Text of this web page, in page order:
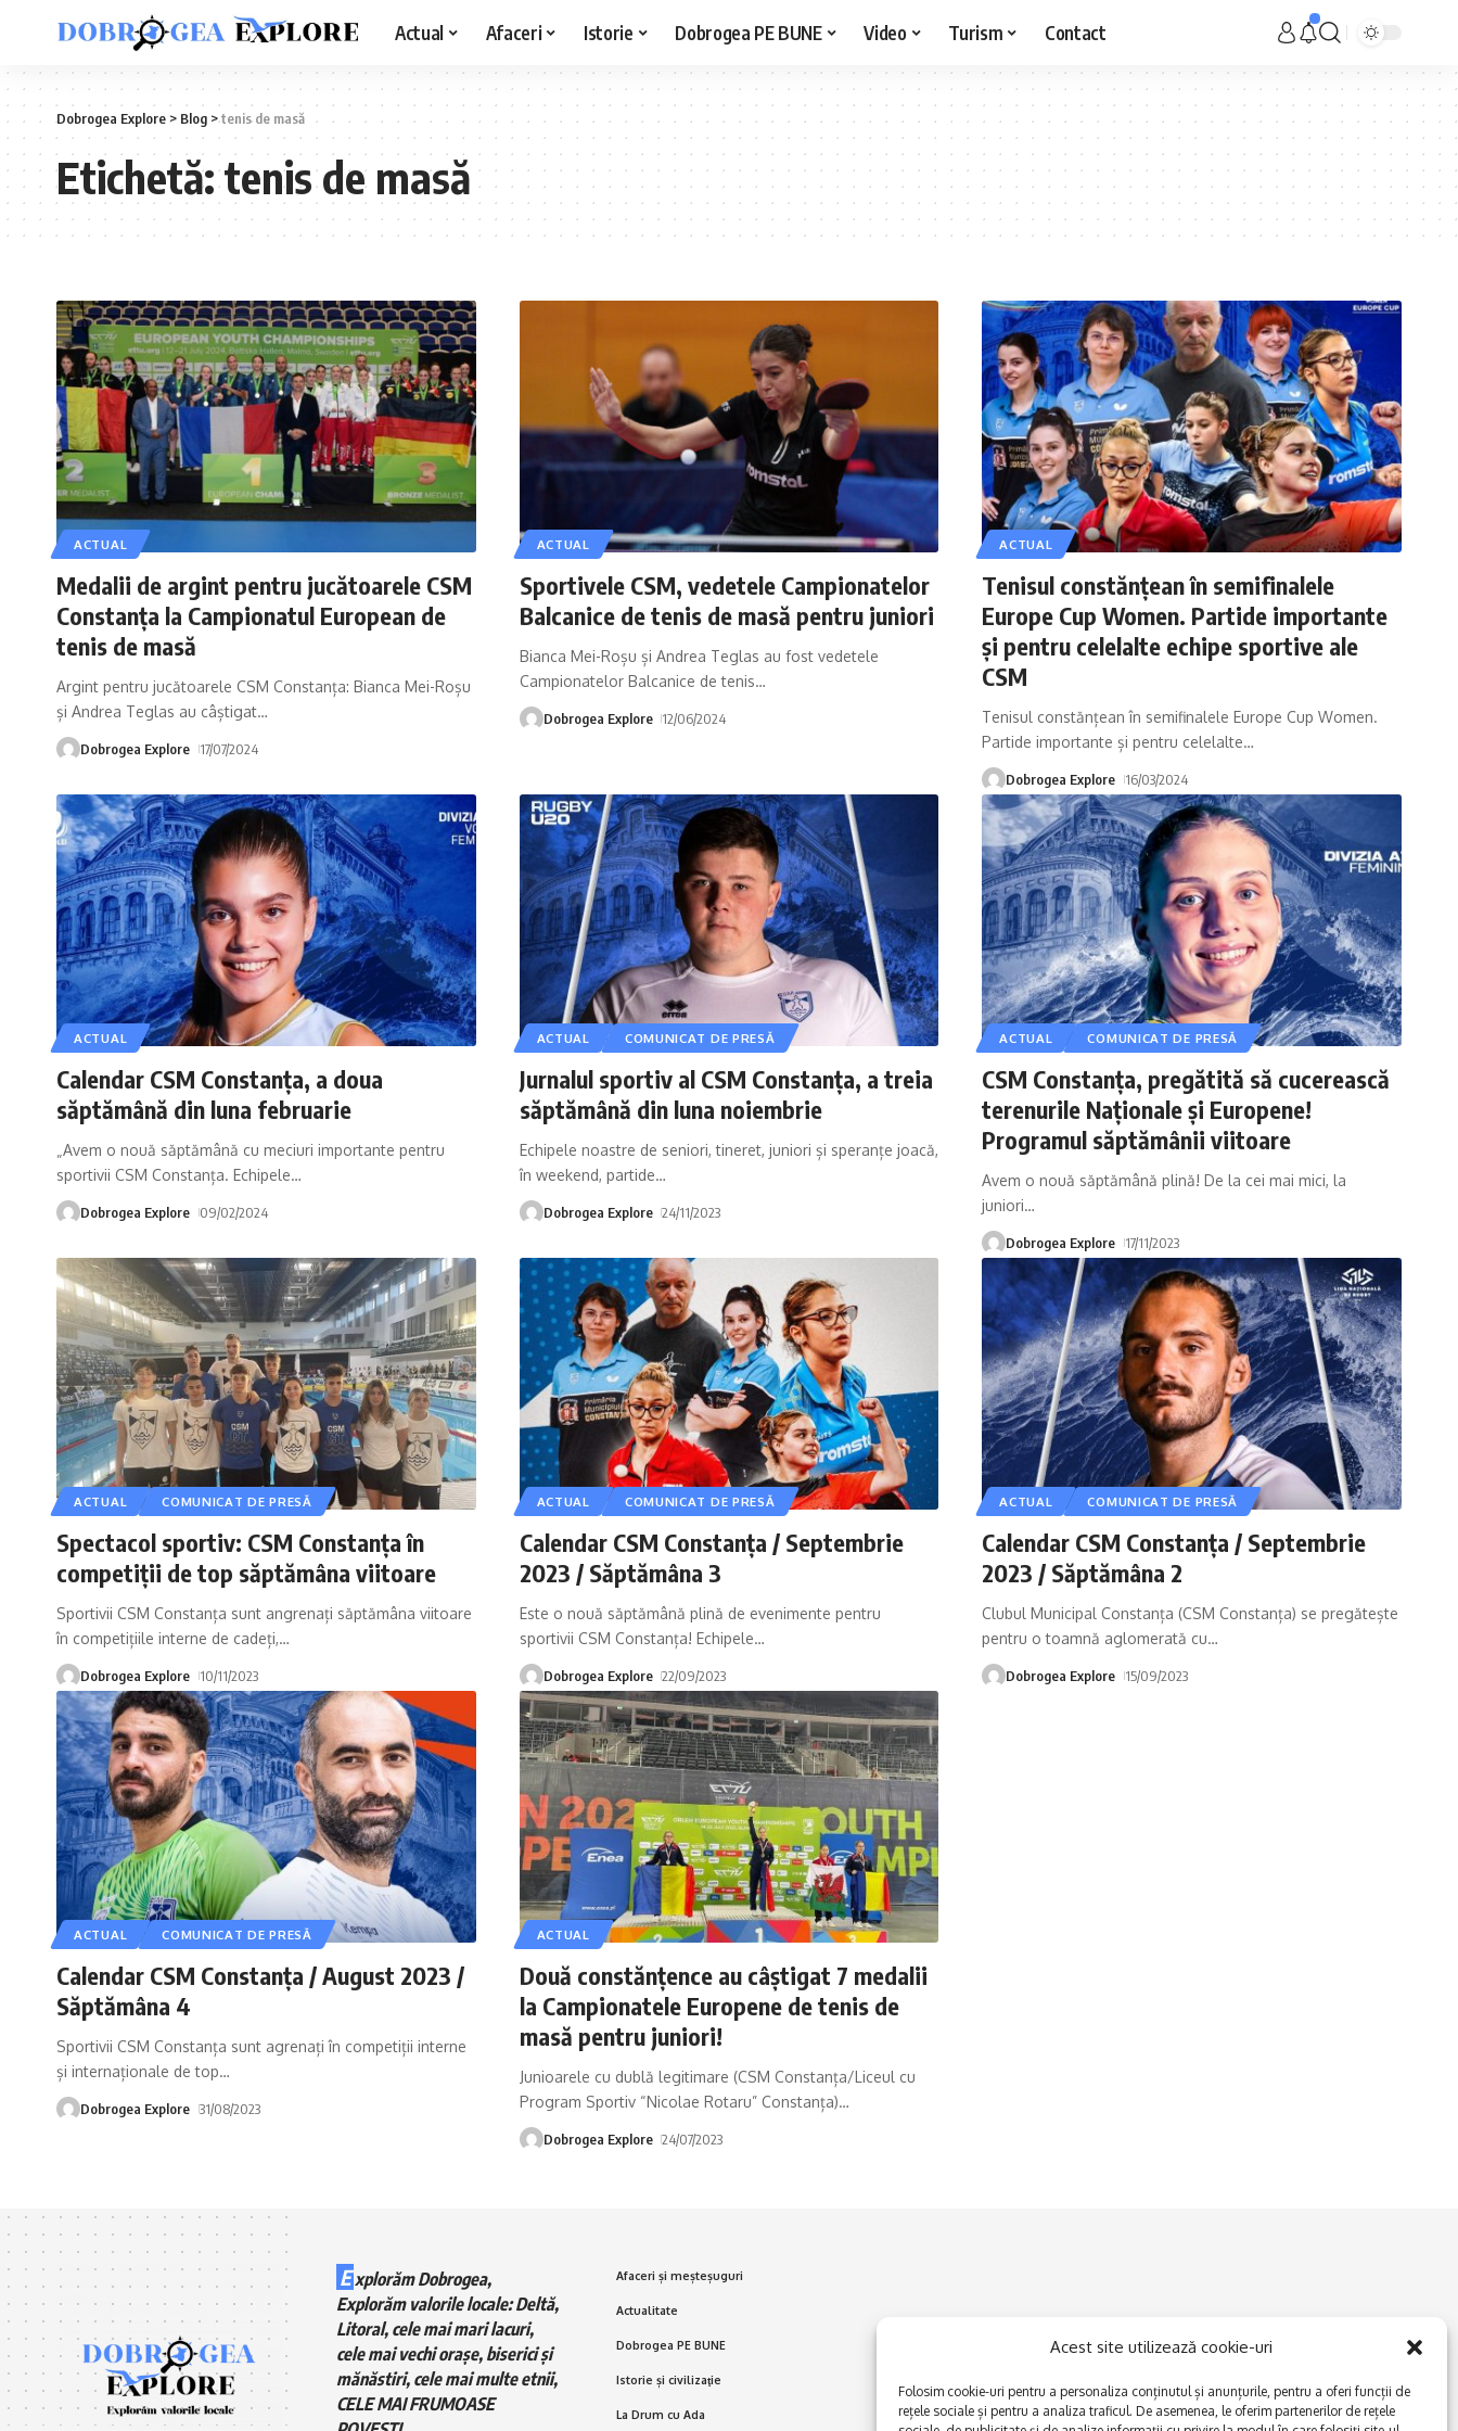
Acest site utilizează cookie-uri
Folosim cookie-uri pentru a personaliza conținutul și anunțurile, pentru a oferi funcții de
rețele sociale și pentru a analiza traficul. De asemenea, le oferim partenerilor de rețele
Actual Afaceri Istorie Dobrogea PE BUNE Video Turism Contact
Dobrogea Explore> Blog >tenis de masă
Etichetă:tenis de masă
ACTUAL
Medalii de argint pentru jucătoarele CSM
Constanța la Campionatul European de
tenis de masă
Argint pentru jucătoarele CSM Constanța: Bianca Mei-Roșu
și Andrea Teglas au câștigat…
Dobrogea Explore 17/07/2024
ACTUAL
Sportivele CSM, vedetele Campionatelor
Balcanice de tenis de masă pentru juniori
Bianca Mei-Roșu și Andrea Teglas au fost vedetele
Campionatelor Balcanice de tenis…
Dobrogea Explore 12/06/2024
ACTUAL
Tenisul constănțean în semifinalele
Europe Cup Women. Partide importante
și pentru celelalte echipe sportive ale
CSM
Tenisul constănțean în semifinalele Europe Cup Women.
Partide importante și pentru celelalte…
Dobrogea Explore 16/03/2024
ACTUAL
Calendar CSM Constanța, a doua
săptămână din luna februarie
„Avem o nouă săptămână cu meciuri importante pentru
sportivii CSM Constanța. Echipele…
Dobrogea Explore 09/02/2024
ACTUAL COMUNICAT DE PRESĂ
Jurnalul sportiv al CSM Constanța, a treia
săptămână din luna noiembrie
Echipele noastre de seniori, tineret, juniori și speranțe joacă,
în weekend, partide…
Dobrogea Explore 24/11/2023
ACTUAL COMUNICAT DE PRESĂ
CSM Constanța, pregătită să cucerească
terenurile Naționale și Europene!
Programul săptămânii viitoare
Avem o nouă săptămână plină! De la cei mai mici, la
juniori…
Dobrogea Explore 17/11/2023
ACTUAL COMUNICAT DE PRESĂ
Spectacol sportiv: CSM Constanța în
competiții de top săptămâna viitoare
Sportivii CSM Constanța sunt angrenați săptămâna viitoare
în competițiile interne de cadeți,…
Dobrogea Explore 10/11/2023
ACTUAL COMUNICAT DE PRESĂ
Calendar CSM Constanța / Septembrie
2023 / Săptămâna 3
Este o nouă săptămână plină de evenimente pentru
sportivii CSM Constanța! Echipele…
Dobrogea Explore 22/09/2023
ACTUAL COMUNICAT DE PRESĂ
Calendar CSM Constanța / Septembrie
2023 / Săptămâna 2
Clubul Municipal Constanța (CSM Constanța) se pregătește
pentru o toamnă aglomerată cu…
Dobrogea Explore 15/09/2023
ACTUAL COMUNICAT DE PRESĂ
Calendar CSM Constanța / August 2023 /
Săptămâna 4
Sportivii CSM Constanța sunt agrenați în competiții interne
și internaționale de top…
Dobrogea Explore 31/08/2023
ACTUAL
Două constănţence au câștigat 7 medalii
la Campionatele Europene de tenis de
masă pentru juniori!
Junioarele cu dublă legitimare (CSM Constanța/Liceul cu
Program Sportiv “Nicolae Rotaru” Constanța)…
Dobrogea Explore 24/07/2023
E xplorăm Dobrogea,
Explorăm valorile locale: Deltă,
Litoral, cele mai mari lacuri,
cele mai vechi orașe, biserici și
mănăstiri, cele mai multe etnii,
CELE MAI FRUMOASE
Afaceri și meșteșuguri
Actualitate
Dobrogea PE BUNE
Istorie și civilizaţie
La Drum cu Ada